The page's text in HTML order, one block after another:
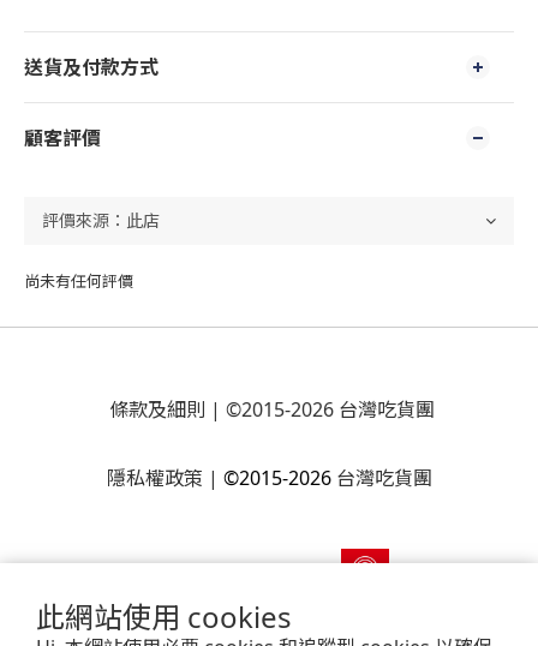
此網站使用 cookies
送貨及付款方式
顧客評價
尚未有任何評價
條款及細則 | ©2015-2026 台灣吃貨團
隱私權政策 | ©2015-2026台灣吃貨團